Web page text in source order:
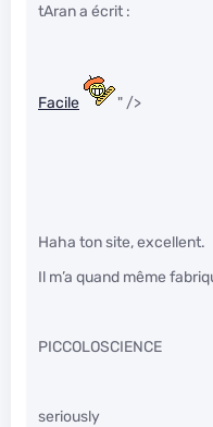
tAran a écrit :
Facile " />
Haha ton site, excellent.
Il m’a quand même
PICCOLOSCIENCE
seriously